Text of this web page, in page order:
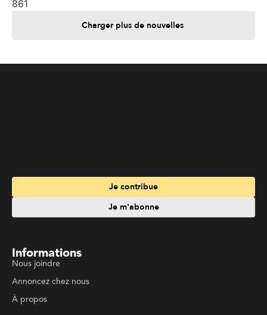
861
Charger plus de nouvelles
Informations
Services
Travailler à La Liberté
Emplois en français